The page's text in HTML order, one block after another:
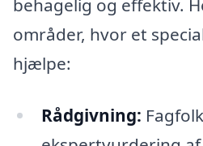
behagelig og effektiv.
områder, hvor et
hjælpe:
Rådgivning: